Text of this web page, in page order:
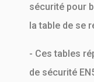
sécurité pour
la table de se
- Ces tables
de sécurité